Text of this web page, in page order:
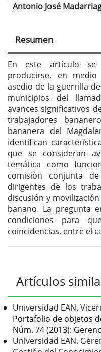
Contenido
principal
del
artículo
Antonio José
Resumen
En este artículo se
producirse, en
asedio de la guerrilla
municipios del
avances significativos
trabajadores
bananera del
identifican
que se consideran
temática como
comisión conjunta
dirigentes de los
discusión y
banano. La pregunta
condiciones para
coincidencias, entre el
Detalles
del
artículo
Artículos
Universidad EAN.
Portafolio de objetos
Núm. 74 (2013):
Universidad EAN.